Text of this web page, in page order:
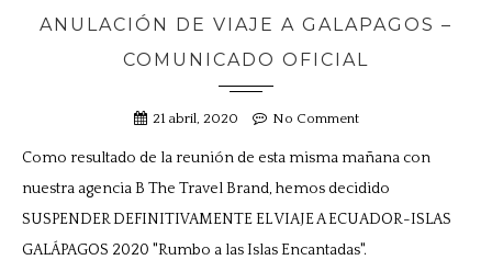
ANULACIÓN DE VIAJE A GALAPAGOS –
COMUNICADO OFICIAL
21 abril, 2020 No Comment
Como resultado de la reunión de esta misma mañana con
nuestra agencia B The Travel Brand, hemos decidido
SUSPENDER DEFINITIVAMENTE EL VIAJE A ECUADOR-ISLAS
GALÁPAGOS 2020 "Rumbo a las Islas Encantadas".